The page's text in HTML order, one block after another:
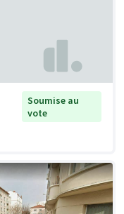
Soumise au
vote